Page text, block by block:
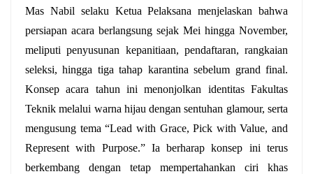
Mas Nabil selaku Ketua Pelaksana menjelaskan bahwa
persiapan acara berlangsung sejak Mei hingga November,
meliputi penyusunan kepanitiaan, pendaftaran, rangkaian
seleksi, hingga tiga tahap karantina sebelum grand final.
Konsep acara tahun ini menonjolkan identitas Fakultas
Teknik melalui warna hijau dengan sentuhan glamour, serta
mengusung tema “Lead with Grace, Pick with Value, and
Represent with Purpose.” Ia berharap konsep ini terus
berkembang dengan tetap mempertahankan ciri khas